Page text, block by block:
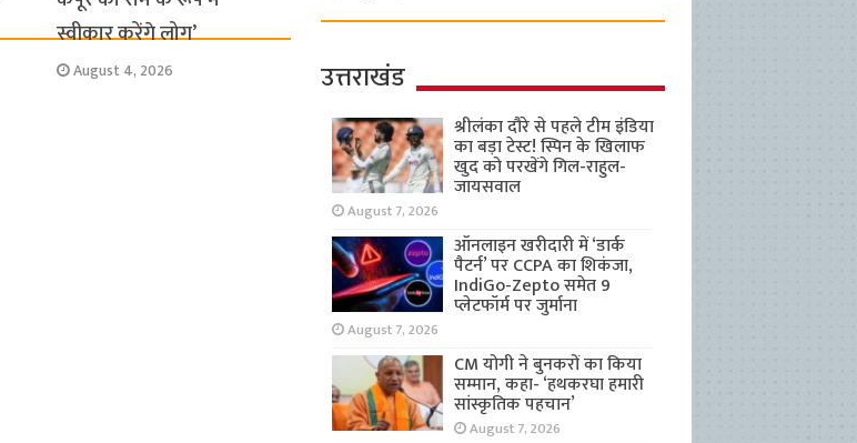
स्वीकार करेंगे लोग’
August 4, 2026 उत्तराखंड
श्रीलंका दौरे से पहले टीम इंडिया
का बड़ा टेस्ट! स्पिन के खिलाफ
खुद को परखेंगे गिल-राहुल-
जायसवाल
August 7, 2026
ऑनलाइन खरीदारी में ‘डार्क
पैटर्न’ पर CCPA का शिकंजा,
IndiGo-Zepto समेत 9
प्लेटफॉर्म पर जुर्माना
August 7, 2026
CM योगी ने बुनकरों का किया
सम्मान, कहा- ‘हथकरघा हमारी
सांस्कृतिक पहचान’
August 7, 2026